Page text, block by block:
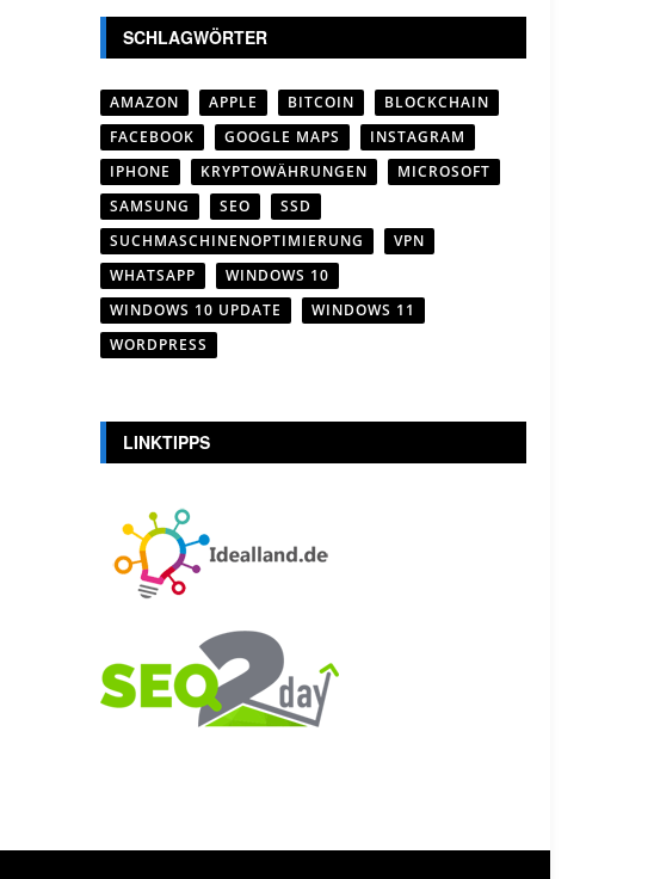
SCHLAGWÖRTER
AMAZON APPLE BITCOIN
BLOCKCHAIN
FACEBOOK
GOOGLE MAPS
INSTAGRAM
IPHONE
KRYPTOWÄHRUNGEN
MICROSOFT
SAMSUNG
SEO
SSD
SUCHMASCHINENOPTIMIERUNG
VPN
WHATSAPP
WINDOWS 10
WINDOWS 10 UPDATE
WINDOWS 11
WORDPRESS
LINKTIPPS